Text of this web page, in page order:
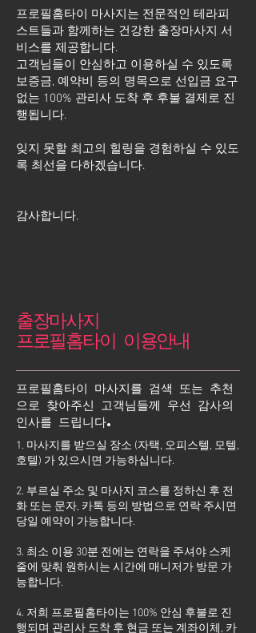
프로필홈타이 마사지는 전문적인 테라피
스트들과 함께하는 건강한 출장마사지 서
비스를 제공합니다.
고객님들이 안심하고 이용하실 수 있도록
보증금, 예약비 등의 명목으로 선입금 요구
없는 100% 관리사 도착 후 후불 결제로 진
행됩니다.
잊지 못할 최고의 힐링을 경험하실 수 있도
록 최선을 다하겠습니다.
​감사합니다.
출장마사지
프로필홈타이 이용안내
프로필홈타이 마사지를 검색 또는 추천
으로 찾아주신 고객님들께 우선 감사의
인사를 드립니다.
1. 마사지를 받으실 장소 (자택, 오피스텔, 모텔,
호텔) 가 있으시면 가능하십니다.
2. 부르실 주소 및 마사지 코스를 정하신 후 전
화 또는 문자, 카톡 등의 방법으로 연락 주시면
당일 예약이 가능합니다.
3. 최소 이용 30분 전에는 연락을 주셔야 스케
줄에 맞춰 원하시는 시간에 매니저가 방문 가
능합니다.
4. 저희 프로필홈타이는 100% 안심 후불로 진
행되며 관리사 도착 후 현금 또는 계좌이체, 카